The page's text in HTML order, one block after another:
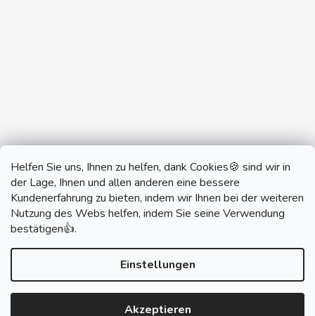
Helfen Sie uns, Ihnen zu helfen, dank Cookies🍪 sind wir in
der Lage, Ihnen und allen anderen eine bessere
Kundenerfahrung zu bieten, indem wir Ihnen bei der weiteren
Nutzung des Webs helfen, indem Sie seine Verwendung
bestätigen👍.
Einstellungen
Akzeptieren
monobrand.cz monobrand.online
Erstellt von Shoptet